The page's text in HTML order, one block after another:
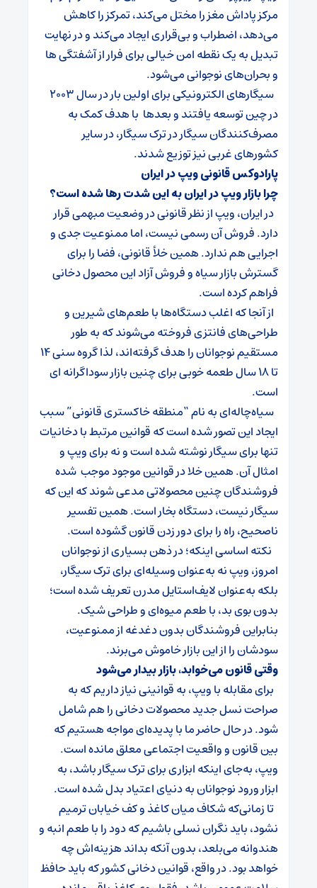
مرکز پاداش مغز را مختل می‌کند، تمرکز را کاهش
می‌دهد، اضطراب و بی‌قراری ایجاد می‌کند و در نهایت
تبدیل به یک نقطه امن خیالی برای فرار از آشفتگی ‌ها
و بحران‌های نوجوانی می‌شود.
سیگارهای الکترونیکی برای اولین بار در سال ۲۰۰۳
در چین توسعه یافتند و بعدها با هدف کمک به
مصرف‌کنندگان سیگار در ترک سیگار، در سایر
کشورهای غربی نیز توزیع شدند.
پارادوکس قانونی ویپ در ایران
چرا بازار ویپ در ایران به این شدت رها شده است؟
در ایران، ویپ از نظر قانونی در وضعیت مبهمی قرار
دارد. فروش آن رسمی نیست، اما ممنوعیت جدی و
اجرایی هم ندارد. همین خلأ قانونی، فضا را برای
گسترش بازار سیاه و فروش آزاد این محصول دخانی
فراهم کرده است.
از آنجا که اغلب دستگاه‌ها با طعم‌های شیرین و
طراحی‌های فانتزی فروخته می‌شوند که به طور
مستقیم نوجوانان را هدف گرفته‌اند، لذا گروه سنی ۱۴
تا ۱۸ سال طعمه خوبی برای چنین بازار سوداگرانه ای
است.
سیاه‌چاله‌ای به نام “منطقه خاکستری قانونی” سبب
ایجاد این تصور شده است که قوانین مرتبط با دخانیات
تنها برای سیگار نوشته شده است و نه برای ویپ و
امثال آن. همین خلا در قوانین موجود موجب شده
فروشندگان چنین محصولاتی مدعی شوند که این که
سیگار نیست، دستگاه بخار است. همین تفسیر
ناصحیح، راه را برای دور زدن قانون گشوده است.
نکته اساسی اینکه؛ در ذهن بسیاری از نوجوانان
امروز، ویپ نه به‌عنوان وسیله‌ای برای ترک سیگار،
بلکه به‌عنوان لایف‌استایل مدرن تعریف شده است؛
بدون بوی بد، با طعم میوه‌ای و طراحی شیک.
بنابراین فروشندگان بدون دغدغه از ممنوعیت،
سودشان را از این بازار خاموش می‌برند.
وقتی قانون می‌خوابد، بازار بیدار می‌شود
برای مقابله با ویپ، به قوانینی نیاز داریم که به‌
صراحت نسل جدید محصولات دخانی را هم شامل
شود. در حال حاضر ما با پدیده‌ای مواجه هستیم که
بین قانون و واقعیت اجتماعی معلق مانده است.
ویپ، به‌جای اینکه ابزاری برای ترک سیگار باشد، به
ابزار ورود نوجوانان به دنیای اعتیاد بدل شده است.
تا زمانی‌که شکاف میان کاغذ و کف خیابان ترمیم
نشود، باید نگران نسلی باشیم که دود را با طعم انبه و
هندوانه می‌بلعد، بدون ‌آنکه بداند هزینه‌اش چه
خواهد بود. در واقع، قوانین دخانی کشور که باید حافظ